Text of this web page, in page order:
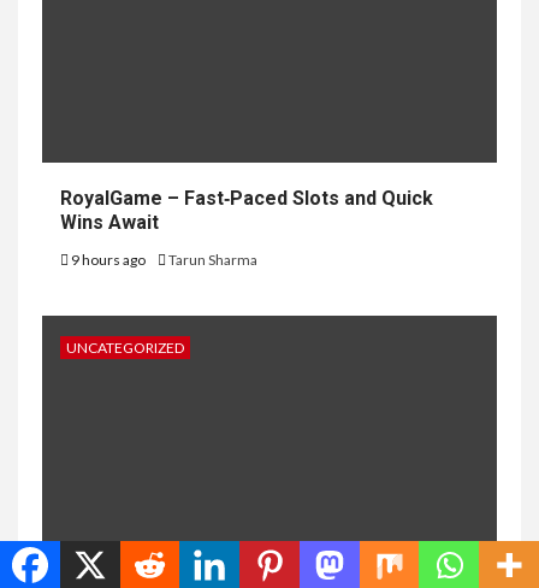
RoyalGame – Fast‑Paced Slots and Quick
Wins Await
9 hours ago Tarun Sharma
UNCATEGORIZED